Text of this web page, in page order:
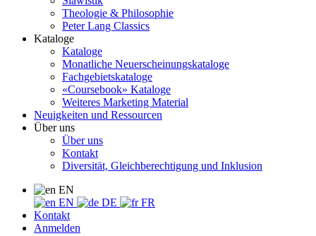
Theologie & Philosophie
Peter Lang Classics
Kataloge
Kataloge
Monatliche Neuerscheinungskataloge
Fachgebietskataloge
«Coursebook» Kataloge
Weiteres Marketing Material
Neuigkeiten und Ressourcen
Über uns
Über uns
Kontakt
Diversität, Gleichberechtigung und Inklusion
EN
EN
DE
FR
Kontakt
Anmelden